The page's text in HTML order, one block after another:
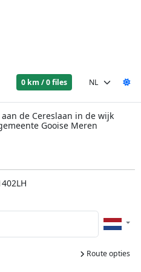
0 km / 0 files
de Cereslaan in de wijk
Gooise Meren
Route opties